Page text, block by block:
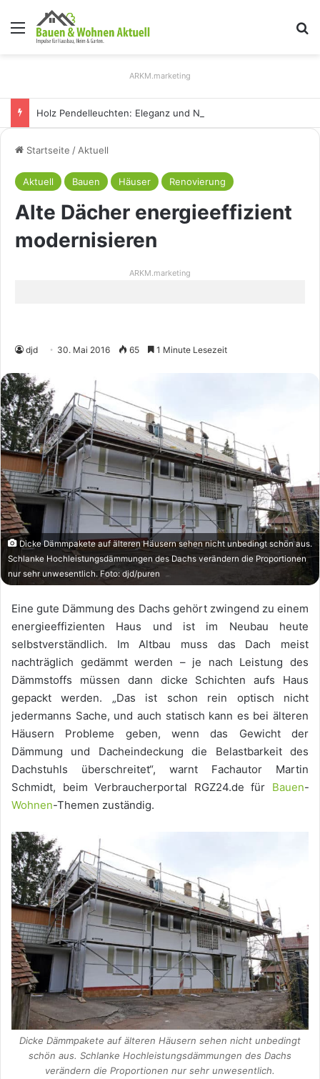
Menü
ARKM.marketing
Startseite / Aktuell
Aktuell Bauen Häuser Renovierung
Alte Dächer energieeffizient
modernisieren
ARKM.marketing
djd 30. Mai 2016 65 1 Minute Lesezeit
Dicke Dämmpakete auf älteren Häusern sehen nicht unbedingt schön aus.
Schlanke Hochleistungsdämmungen des Dachs verändern die Proportionen
nur sehr unwesentlich. Foto: djd/puren
Eine gute Dämmung des Dachs gehört zwingend zu einem
energieeffizienten Haus und ist im Neubau heute
selbstverständlich. Im Altbau muss das Dach meist
nachträglich gedämmt werden – je nach Leistung des
Dämmstoffs müssen dann dicke Schichten aufs Haus
gepackt werden. „Das ist schon rein optisch nicht
jedermanns Sache, und auch statisch kann es bei älteren
Häusern Probleme geben, wenn das Gewicht der
Dämmung und Dacheindeckung die Belastbarkeit des
Dachstuhls überschreitet“, warnt Fachautor Martin
Schmidt, beim Verbraucherportal RGZ24.de für Bauen-
Wohnen-Themen zuständig.
Dicke Dämmpakete auf älteren Häusern sehen nicht unbedingt
schön aus. Schlanke Hochleistungsdämmungen des Dachs
verändern die Proportionen nur sehr unwesentlich.